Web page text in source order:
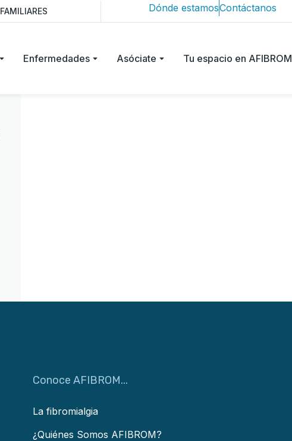
FAMILIARES Dónde estamosContáctanos
Enfermedades Asóciate Tu espacio en AFIBROM
Conoce AFIBROM...
La fibromialgia
¿Quiénes Somos AFIBROM?